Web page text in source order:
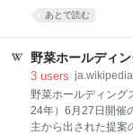
ズ・グッドハート
に関する1975年の
のスピーチにて 多
なくとも1つはグッ
Jeff Rodamarが主張
るため、キャンベル
ちも当時、同様の洞
あとで読む
野菜ホールディ
3 users
野菜ホールディング
24年）6月27日開催
主から出された提案